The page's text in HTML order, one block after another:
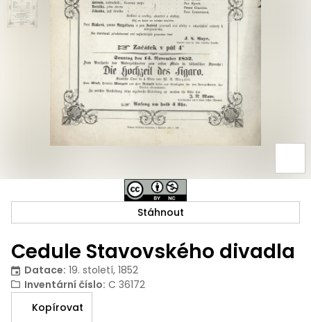
Cedule Stavovského divadla
Datace: 19. století, 1852
Inventární číslo: C 36172
Kopírovat
Stáhnout